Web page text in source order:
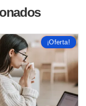
¡Oferta!